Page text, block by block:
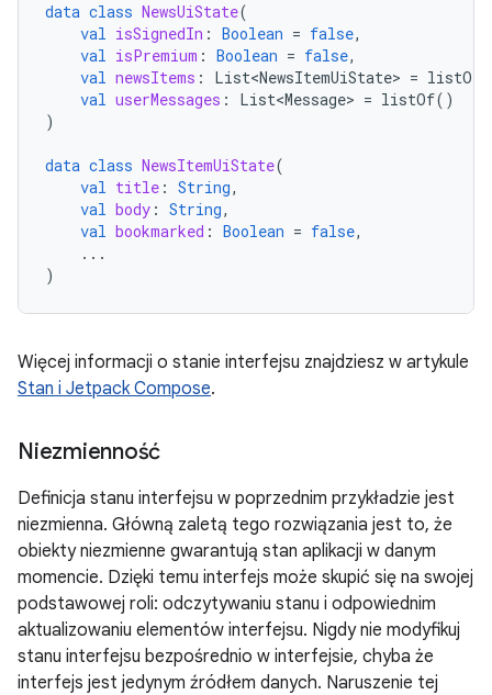
data class NewsUiState(
val isSignedIn : Boolean = false,
val isPremium : Boolean = false,
val newsItems : List<NewsItemUiState> = listOf
val userMessages : List<Message> = listOf()
)
data class NewsItemUiState(
val title : String,
val body : String,
val bookmarked : Boolean = false,
...
)
Więcej informacji o stanie interfejsu znajdziesz w artykule
Stan i Jetpack Compose.
Niezmienność
Definicja stanu interfejsu w poprzednim przykładzie jest
niezmienna. Główną zaletą tego rozwiązania jest to, że
obiekty niezmienne gwarantują stan aplikacji w danym
momencie. Dzięki temu interfejs może skupić się na swojej
podstawowej roli: odczytywaniu stanu i odpowiednim
aktualizowaniu elementów interfejsu. Nigdy nie modyfikuj
stanu interfejsu bezpośrednio w interfejsie, chyba że
interfejs jest jedynym źródłem danych. Naruszenie tej